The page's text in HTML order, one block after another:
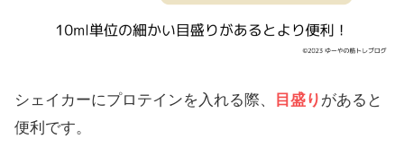
シェイカーにプロテインを入れる際、 目盛り があると
便利です。